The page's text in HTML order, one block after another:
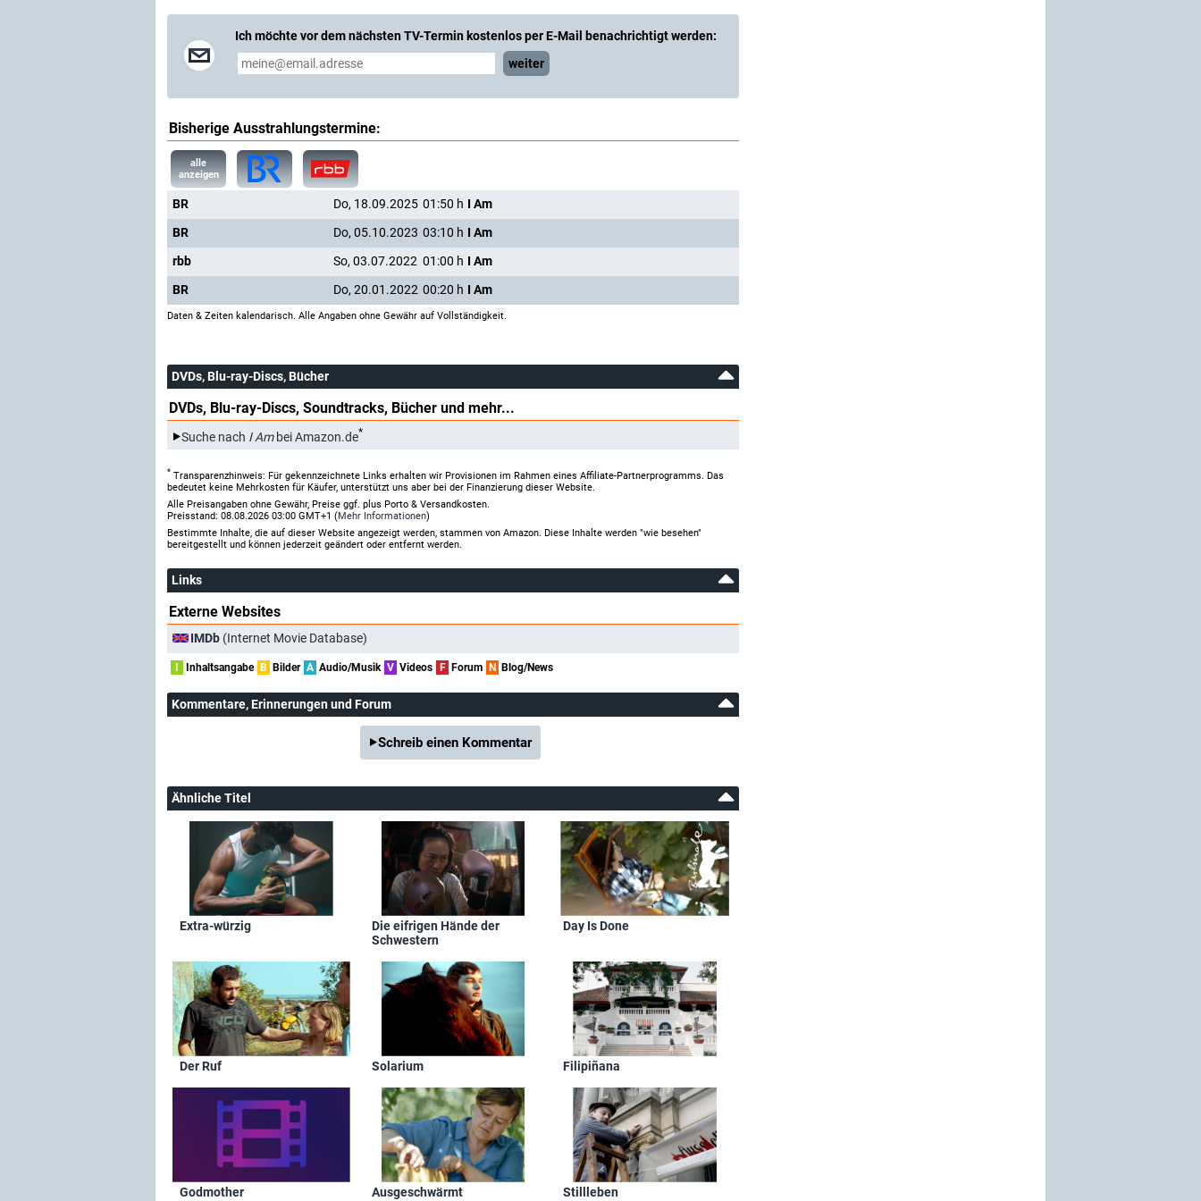
Ich möchte vor dem nächsten TV-Termin kostenlos per E-Mail benachrichtigt werden:
weiter
Bisherige Ausstrahlungstermine:
alle
anzeigen
BR Do, 18.09.2025 01:50 h I Am
BR
Do, 05.10.2023 03:10 h I Am
rbb
So, 03.07.2022 01:00 h I Am
BR
Do, 20.01.2022 00:20 h I Am
Daten & Zeiten kalendarisch. Alle Angaben ohne Gewähr auf Vollständigkeit.
DVDs, Blu-ray-Discs, Bücher
DVDs, Blu-ray-Discs, Soundtracks, Bücher und mehr...
Suche nach I Ambei Amazon.de*
* Transparenzhinweis: Für gekennzeichnete Links erhalten wir Provisionen im Rahmen eines Affiliate-Partnerprogramms. Das
bedeutet keine Mehrkosten für Käufer, unterstützt uns aber bei der Finanzierung dieser Website.
Alle Preisangaben ohne Gewähr, Preise ggf. plus Porto & Versandkosten.
Preisstand: 08.08.2026 03:00 GMT+1 (Mehr Informationen)
Bestimmte Inhalte, die auf dieser Website angezeigt werden, stammen von Amazon. Diese Inhalte werden "wie besehen"
bereitgestellt und können jederzeit geändert oder entfernt werden.
Links
Externe Websites
IMDb (Internet Movie Database)
I Inhaltsangabe B Bilder A Audio/Musik V Videos F Forum N Blog/News
Kommentare, Erinnerungen und Forum
Schreib einen Kommentar
Ähnliche Titel
Extra-würzig
Die eifrigen Hände der
Schwestern
Day Is Done
Der Ruf Solarium Filipiñana
Godmother Ausgeschwärmt Stillleben